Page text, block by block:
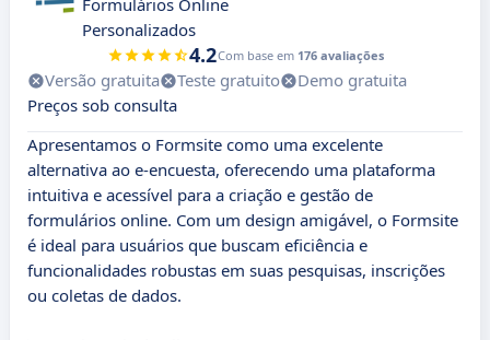
Formulários Online
Personalizados
4.2Com base em 176 avaliações
Versão gratuita Teste gratuito
Demo gratuita
Preços sob consulta
Apresentamos o Formsite como uma excelente
alternativa ao e-encuesta, oferecendo uma plataforma
intuitiva e acessível para a criação e gestão de
formulários online. Com um design amigável, o Formsite
é ideal para usuários que buscam eficiência e
funcionalidades robustas em suas pesquisas, inscrições
ou coletas de dados.